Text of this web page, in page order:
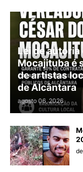
Lei de
Mocajituba é
de artistas
de Alcântara
agosto 06, 2026